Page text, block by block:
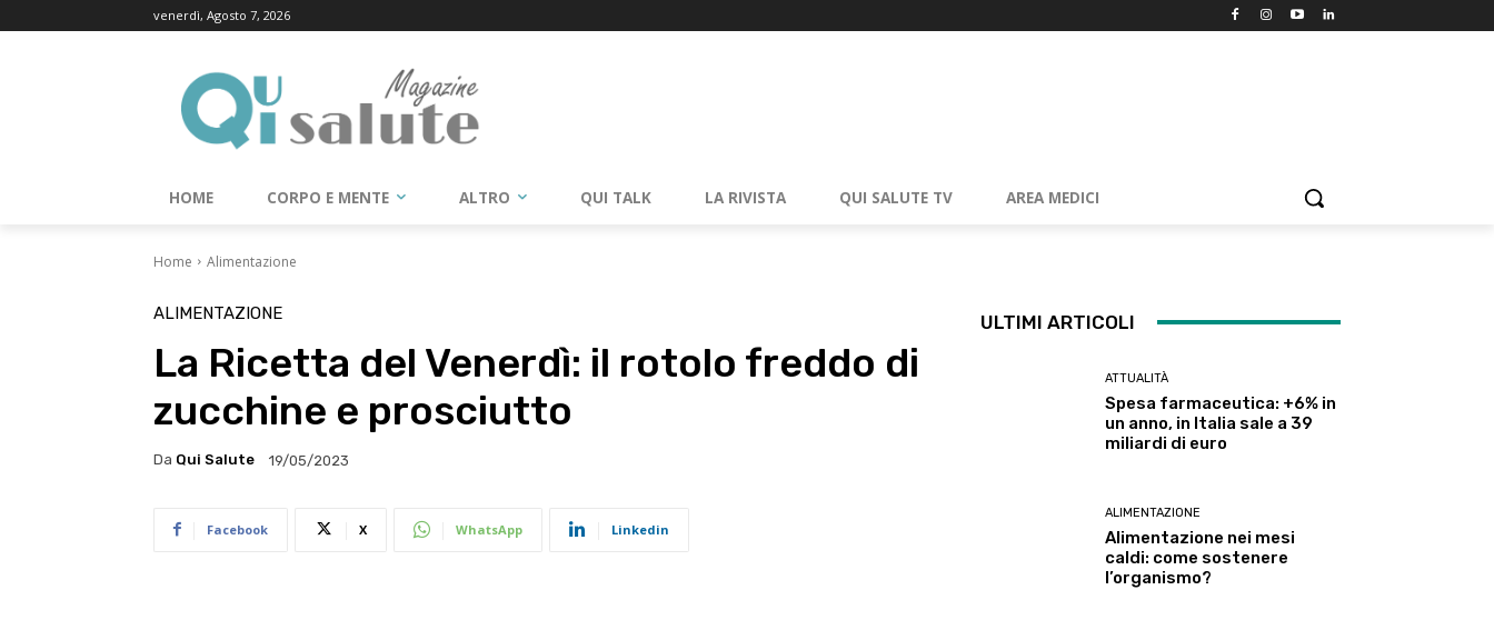
venerdì, Agosto 7, 2026
HOME CORPO E MENTE ALTRO QUI TALK LA RIVISTA QUI SALUTE TV AREA MEDICI
Home Alimentazione
ALIMENTAZIONE
La Ricetta del Venerdì: il rotolo freddo di
zucchine e prosciutto
Da Qui Salute 19/05/2023
Facebook X WhatsApp Linkedin
ULTIMI ARTICOLI
ATTUALITÀ
Spesa farmaceutica: +6% in
un anno, in Italia sale a 39
miliardi di euro
ALIMENTAZIONE
Alimentazione nei mesi
caldi: come sostenere
l’organismo?